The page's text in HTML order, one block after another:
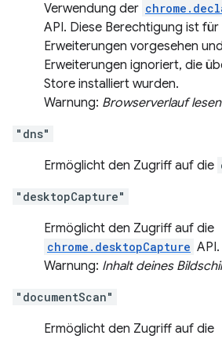
Verwendung der
API. Diese Berechtigung ist
Erweiterungen vorgesehen
Erweiterungen ignoriert, die
Store installiert wurden.
Warnung: Browserverlauf lesen
"dns"
Ermöglicht den Zugriff auf die
"desktopCapture"
Ermöglicht den Zugriff auf die
chrome.desktopCapture API.
Warnung: Inhalt deines
"documentScan"
Ermöglicht den Zugriff auf die